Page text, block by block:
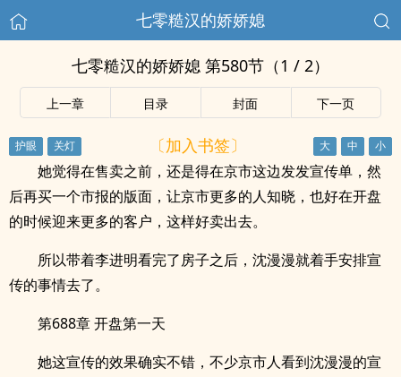
七零糙汉的娇娇媳
七零糙汉的娇娇媳 第580节（1 / 2）
上一章 目录 封面 下一页
〔加入书签〕
她觉得在售卖之前，还是得在京市这边发发宣传单，然
后再买一个市报的版面，让京市更多的人知晓，也好在开盘
的时候迎来更多的客户，这样好卖出去。
所以带着李进明看完了房子之后，沈漫漫就着手安排宣
传的事情去了。
第688章 开盘第一天
她这宣传的效果确实不错，不少京市人看到沈漫漫的宣